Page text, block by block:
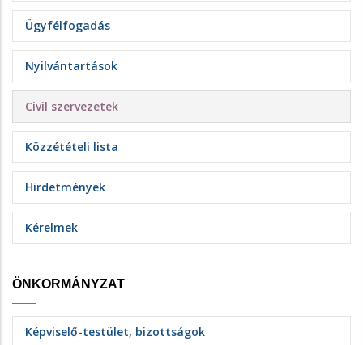
Ügyfélfogadás
Nyilvántartások
Civil szervezetek
Közzétételi lista
Hirdetmények
Kérelmek
ÖNKORMÁNYZAT
Képviselő-testület, bizottságok